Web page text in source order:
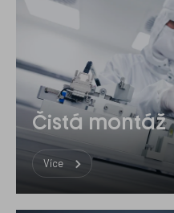
Čistá montáž
Více